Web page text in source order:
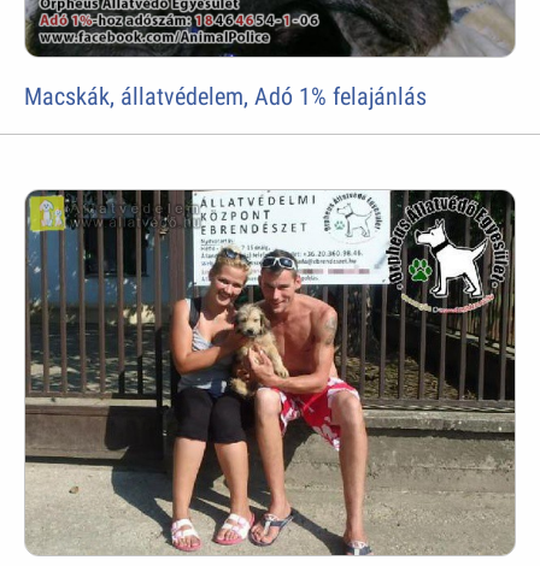
Macskák, állatvédelem, Adó 1% felajánlás